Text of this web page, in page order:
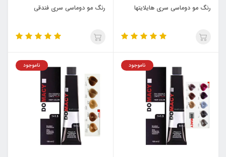
رنگ مو دوماسی سری هایلایتها رنگ مو دوماسی سری فندقی
ناموجود ناموجود